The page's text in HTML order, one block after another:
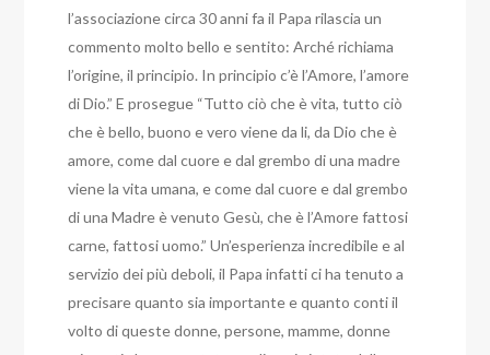
l’associazione circa 30 anni fa il Papa rilascia un
commento molto bello e sentito: Arché richiama
l’origine, il principio. In principio c’è l’Amore, l’amore
di Dio.” E prosegue “Tutto ciò che è vita, tutto ciò
che è bello, buono e vero viene da li, da Dio che è
amore, come dal cuore e dal grembo di una madre
viene la vita umana, e come dal cuore e dal grembo
di una Madre è venuto Gesù, che è l’Amore fattosi
carne, fattosi uomo.” Un’esperienza incredibile e al
servizio dei più deboli, il Papa infatti ci ha tenuto a
precisare quanto sia importante e quanto conti il
volto di queste donne, persone, mamme, donne